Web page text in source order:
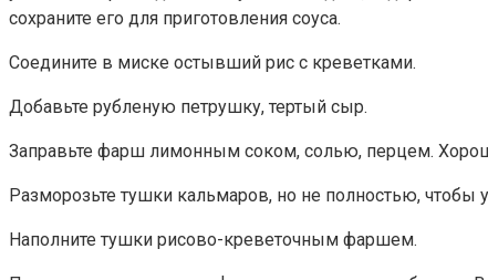
сохраните его для приготовления соуса.
Соедините в миске остывший рис с креветками.
Добавьте рубленую петрушку, тертый сыр.
Заправьте фарш лимонным соком, солью, перцем.
Разморозьте тушки кальмаров, но не полностью, чтобы
Наполните тушки рисово-креветочным фаршем.